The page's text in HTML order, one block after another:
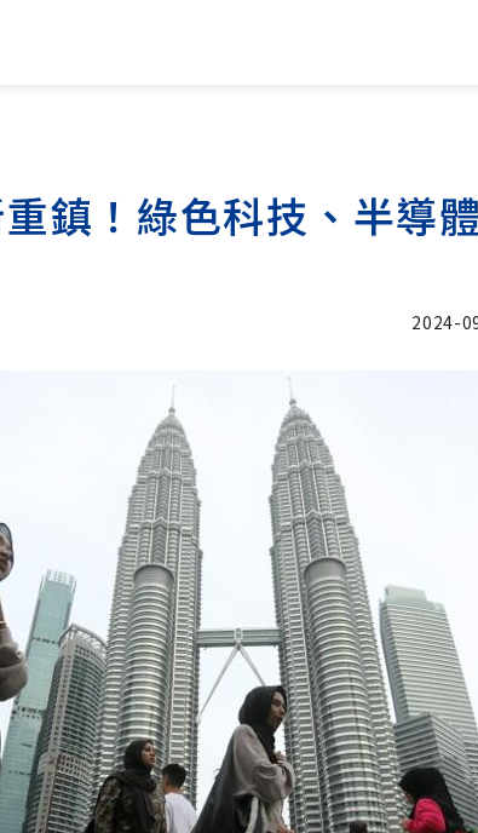
鎮！綠色科技、半導
2024-